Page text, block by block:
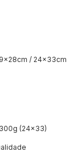
/ 24x33cm
300g (24x33)